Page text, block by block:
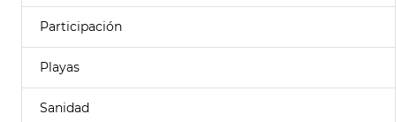
Participación
Playas
Sanidad